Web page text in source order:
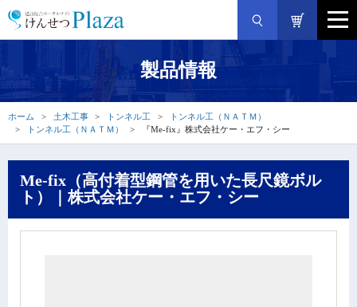
製品情報
ホーム 土木工事 トンネル工
トンネル工（ＮＡＴＭ）
トンネル工（ＮＡＴＭ）
『Me-fix』株式会社ケー・エフ・シー
Me-fix（高付着型鋼管を用いた長尺鏡ボル
ト）｜株式会社ケー・エフ・シー